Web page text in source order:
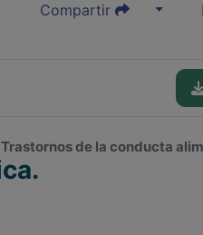
Compartir
de la conducta